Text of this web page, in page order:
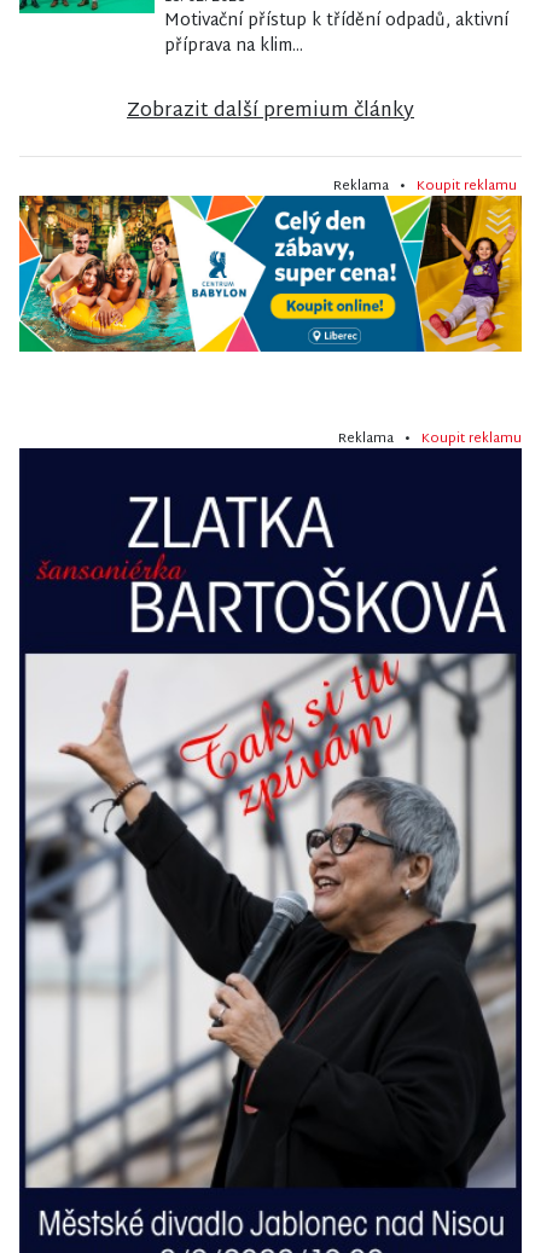
Motivační přístup k třídění odpadů, aktivní
příprava na klim...
Zobrazit další premium články
Reklama • Koupit reklamu
Reklama • Koupit reklamu